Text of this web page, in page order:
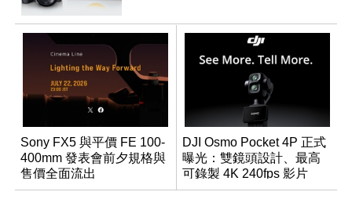
Sony FX5 與平價 FE 100-
400mm 發表會前夕規格與
售價全面流出
DJI Osmo Pocket 4P 正式
曝光：雙鏡頭設計、最高
可錄製 4K 240fps 影片